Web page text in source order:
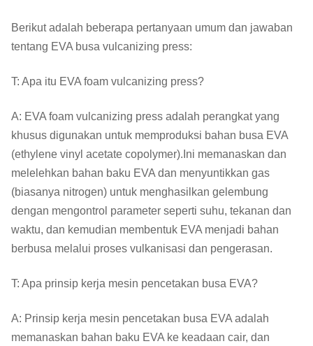
Berikut adalah beberapa pertanyaan umum dan jawaban
tentang EVA busa vulcanizing press:
T: Apa itu EVA foam vulcanizing press?
A: EVA foam vulcanizing press adalah perangkat yang
khusus digunakan untuk memproduksi bahan busa EVA
(ethylene vinyl acetate copolymer).Ini memanaskan dan
melelehkan bahan baku EVA dan menyuntikkan gas
(biasanya nitrogen) untuk menghasilkan gelembung
dengan mengontrol parameter seperti suhu, tekanan dan
waktu, dan kemudian membentuk EVA menjadi bahan
berbusa melalui proses vulkanisasi dan pengerasan.
T: Apa prinsip kerja mesin pencetakan busa EVA?
A: Prinsip kerja mesin pencetakan busa EVA adalah
memanaskan bahan baku EVA ke keadaan cair, dan